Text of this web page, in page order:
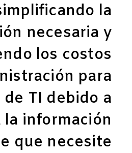
la
necesaria y
los costos
para
TI debido a
información
que necesite